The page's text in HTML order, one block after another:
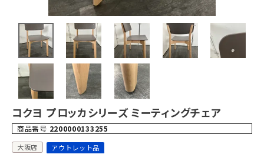
コクヨ プロッカシリーズ ミーティングチェア
商品番号 2200000133255
大阪店 アウトレット品